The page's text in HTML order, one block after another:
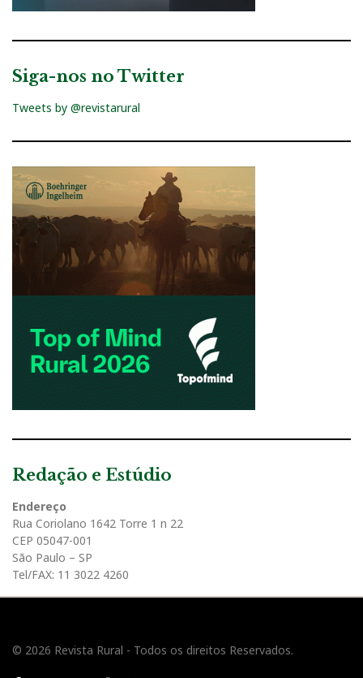
Siga-nos no Twitter
Tweets by @revistarural
Redação e Estúdio
Endereço
Rua Coriolano 1642 Torre 1 n 22
CEP 05047-001
São Paulo – SP
Tel/FAX: 11 3022 4260
© 2026 Revista Rural - Todos os direitos Reservados.